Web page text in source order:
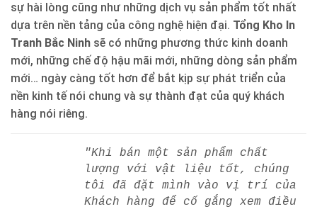
sự hài lòng cũng như những dịch vụ sản phẩm tốt nhất
dựa trên nền tảng của công nghệ hiện đại. Tổng Kho In
Tranh Bắc Ninh sẽ có những phương thức kinh doanh
mới, những chế độ hậu mãi mới, những dòng sản phẩm
mới… ngày càng tốt hơn để bắt kịp sự phát triển của
nền kinh tế nói chung và sự thành đạt của quý khách
hàng nói riêng.
"Khi bán một sản phẩm chất
lượng với vật liệu tốt, chúng
tôi đã đặt mình vào vị trí của
Khách hàng để cố gắng xem điều